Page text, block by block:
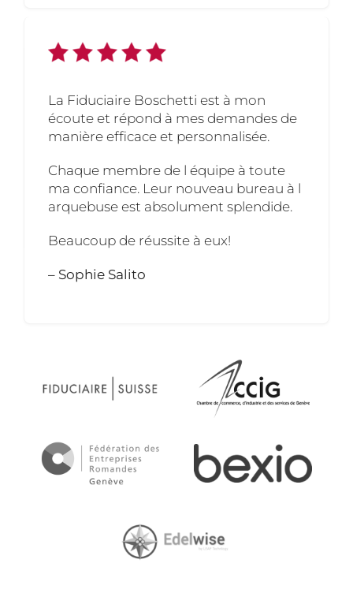
La Fiduciaire Boschetti est à mon
écoute et répond à mes demandes de
manière efficace et personnalisée.
Chaque membre de l équipe à toute
ma confiance. Leur nouveau bureau à l
arquebuse est absolument splendide.
Beaucoup de réussite à eux!
– Sophie Salito